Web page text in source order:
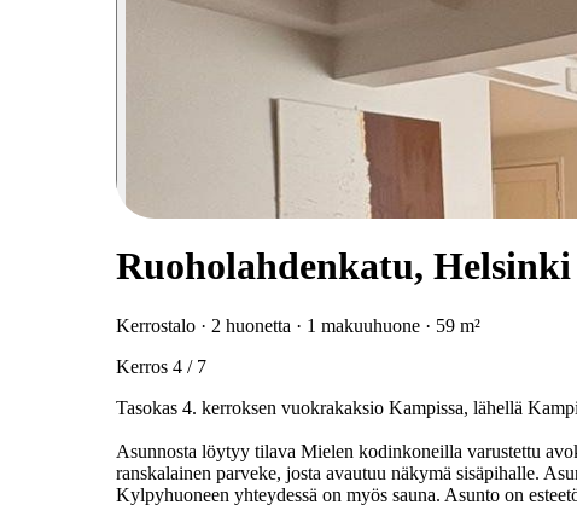
Ruoholahdenkatu, Helsinki
Kerrostalo · 2 huonetta · 1 makuuhuone · 59 m²
Kerros 4 / 7
Tasokas 4. kerroksen vuokrakaksio Kampissa, lähellä
Asunnosta löytyy tilava Mielen kodinkoneilla varustettu
ranskalainen parveke, josta avautuu näkymä sisäpihalle.
Kylpyhuoneen yhteydessä on myös sauna. Asunto on